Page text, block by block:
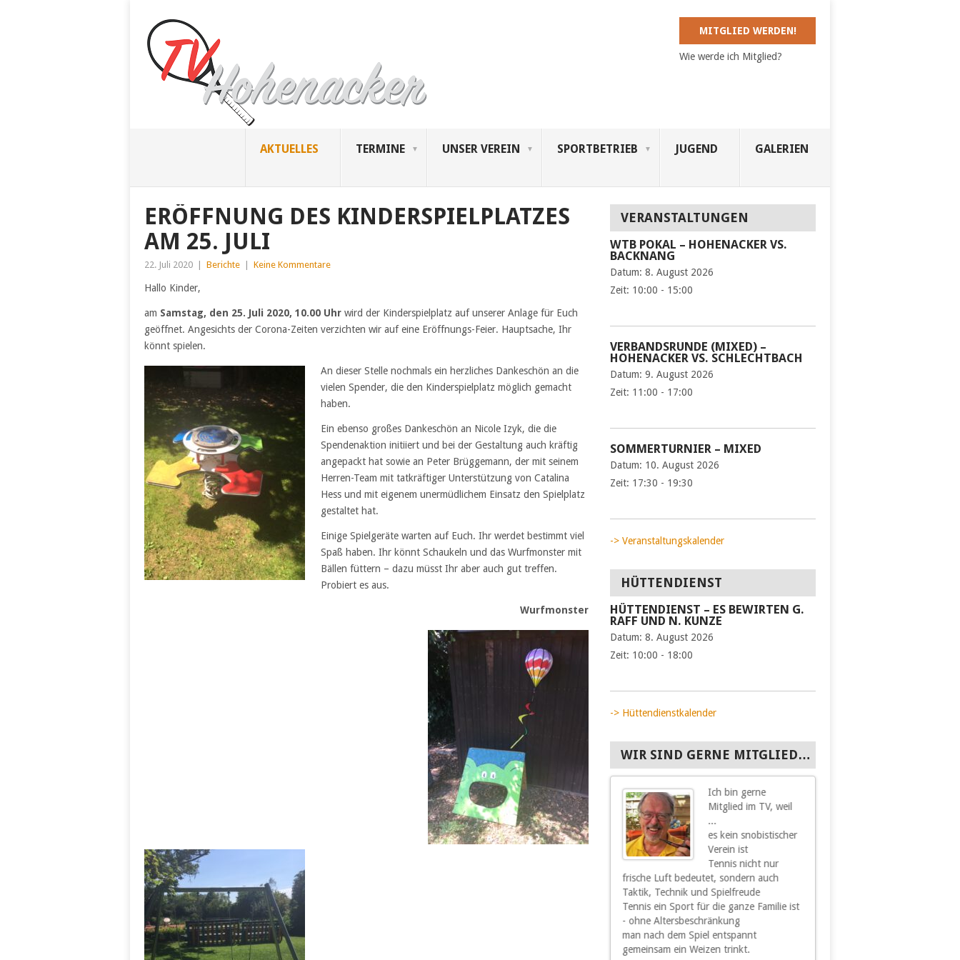
MITGLIED WERDEN!
Wie werde ich Mitglied?
AKTUELLES TERMINE UNSER VEREIN SPORTBETRIEB JUGEND GALERIEN
ERÖFFNUNG DES KINDERSPIELPLATZES
AM 25. JULI
22. Juli 2020 Berichte Keine Kommentare
Hallo Kinder,
am Samstag, den 25. Juli 2020, 10.00 Uhr wird der Kinderspielplatz auf unserer Anlage für Euch
geöffnet. Angesichts der Corona-Zeiten verzichten wir auf eine Eröffnungs-Feier. Hauptsache, Ihr
könnt spielen.
An dieser Stelle nochmals ein herzliches Dankeschön an die
vielen Spender, die den Kinderspielplatz möglich gemacht
haben.
Ein ebenso großes Dankeschön an Nicole Izyk, die die
Spendenaktion initiiert und bei der Gestaltung auch kräftig
angepackt hat sowie an Peter Brüggemann, der mit seinem
Herren-Team mit tatkräftiger Unterstützung von Catalina
Hess und mit eigenem unermüdlichem Einsatz den Spielplatz
gestaltet hat.
Einige Spielgeräte warten auf Euch. Ihr werdet bestimmt viel
Spaß haben. Ihr könnt Schaukeln und das Wurfmonster mit
Bällen füttern – dazu müsst Ihr aber auch gut treffen.
Probiert es aus.
Wurfmonster
VERANSTALTUNGEN
WTB POKAL – HOHENACKER VS.
BACKNANG
Datum:8. August 2026
Zeit: 10:00 - 15:00
VERBANDSRUNDE (MIXED) –
HOHENACKER VS. SCHLECHTBACH
Datum:9. August 2026
Zeit: 11:00 - 17:00
SOMMERTURNIER – MIXED
Datum: 10. August 2026
Zeit: 17:30 - 19:30
-> Veranstaltungskalender
HÜTTENDIENST
HÜTTENDIENST – ES BEWIRTEN G.
RAFF UND N. KUNZE
Datum:8. August 2026
Zeit: 10:00 - 18:00
-> Hüttendienstkalender
WIR SIND GERNE MITGLIED…
Und wenn mir auch
als Senior die
sportlichen Erfolge
nicht mehr so wichtig
Ich bin gerne
Mitglied im TV, weil
...
es kein snobistischer
Verein ist
Tennis nicht nur
frische Luft bedeutet, sondern auch
Taktik, Technik und Spielfreude
Tennis ein Sport für die ganze Familie ist
- ohne Altersbeschränkung
man nach dem Spiel entspannt
gemeinsam ein Weizen trinkt.